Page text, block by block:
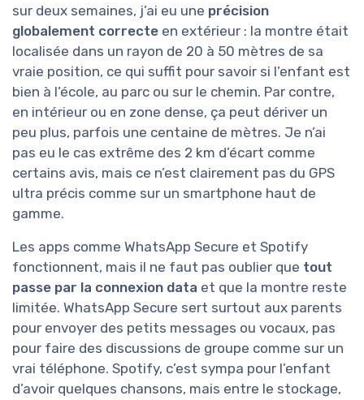
sur deux semaines, j’ai eu une précision
globalement correcte en extérieur : la montre était
localisée dans un rayon de 20 à 50 mètres de sa
vraie position, ce qui suffit pour savoir si l’enfant est
bien à l’école, au parc ou sur le chemin. Par contre,
en intérieur ou en zone dense, ça peut dériver un
peu plus, parfois une centaine de mètres. Je n’ai
pas eu le cas extrême des 2 km d’écart comme
certains avis, mais ce n’est clairement pas du GPS
ultra précis comme sur un smartphone haut de
gamme.
Les apps comme WhatsApp Secure et Spotify
fonctionnent, mais il ne faut pas oublier que tout
passe par la connexion data et que la montre reste
limitée. WhatsApp Secure sert surtout aux parents
pour envoyer des petits messages ou vocaux, pas
pour faire des discussions de groupe comme sur un
vrai téléphone. Spotify, c’est sympa pour l’enfant
d’avoir quelques chansons, mais entre le stockage,